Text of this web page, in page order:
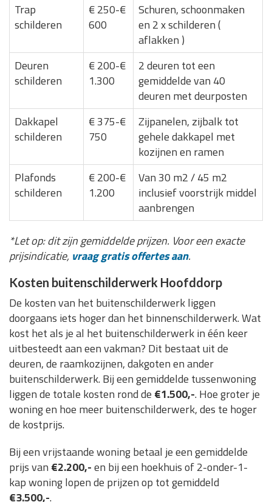
Trap
schilderen
€ 250-€
600
Schuren, schoonmaken
en 2 x schilderen (
aflakken )
Deuren
schilderen
€ 200-€
1.300
2 deuren tot een
gemiddelde van 40
deuren met deurposten
Dakkapel
schilderen
€ 375-€
750
Zijpanelen, zijbalk tot
gehele dakkapel met
kozijnen en ramen
Plafonds
schilderen
€ 200-€
1.200
Van 30 m2 / 45 m2
inclusief voorstrijk middel
aanbrengen
*Let op: dit zijn gemiddelde prijzen. Voor een exacte
prijsindicatie, vraag gratis offertes aan.
Kosten buitenschilderwerk Hoofddorp
De kosten van het buitenschilderwerk liggen
doorgaans iets hoger dan het binnenschilderwerk. Wat
kost het als je al het buitenschilderwerk in één keer
uitbesteedt aan een vakman? Dit bestaat uit de
deuren, de raamkozijnen, dakgoten en ander
buitenschilderwerk. Bij een gemiddelde tussenwoning
liggen de totale kosten rond de €1.500,-. Hoe groter je
woning en hoe meer buitenschilderwerk, des te hoger
de kostprijs.
Bij een vrijstaande woning betaal je een gemiddelde
prijs van €2.200,-en bij een hoekhuis of 2-onder-1-
kap woning lopen de prijzen op tot gemiddeld
€3.500,-.